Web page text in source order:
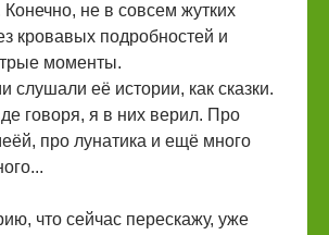
не в совсем жутких
кровавых подробностей и
моменты.
слушали её истории, как сказки.
говоря, я в них верил. Про
про лунатика и ещё много
что сейчас перескажу, уже